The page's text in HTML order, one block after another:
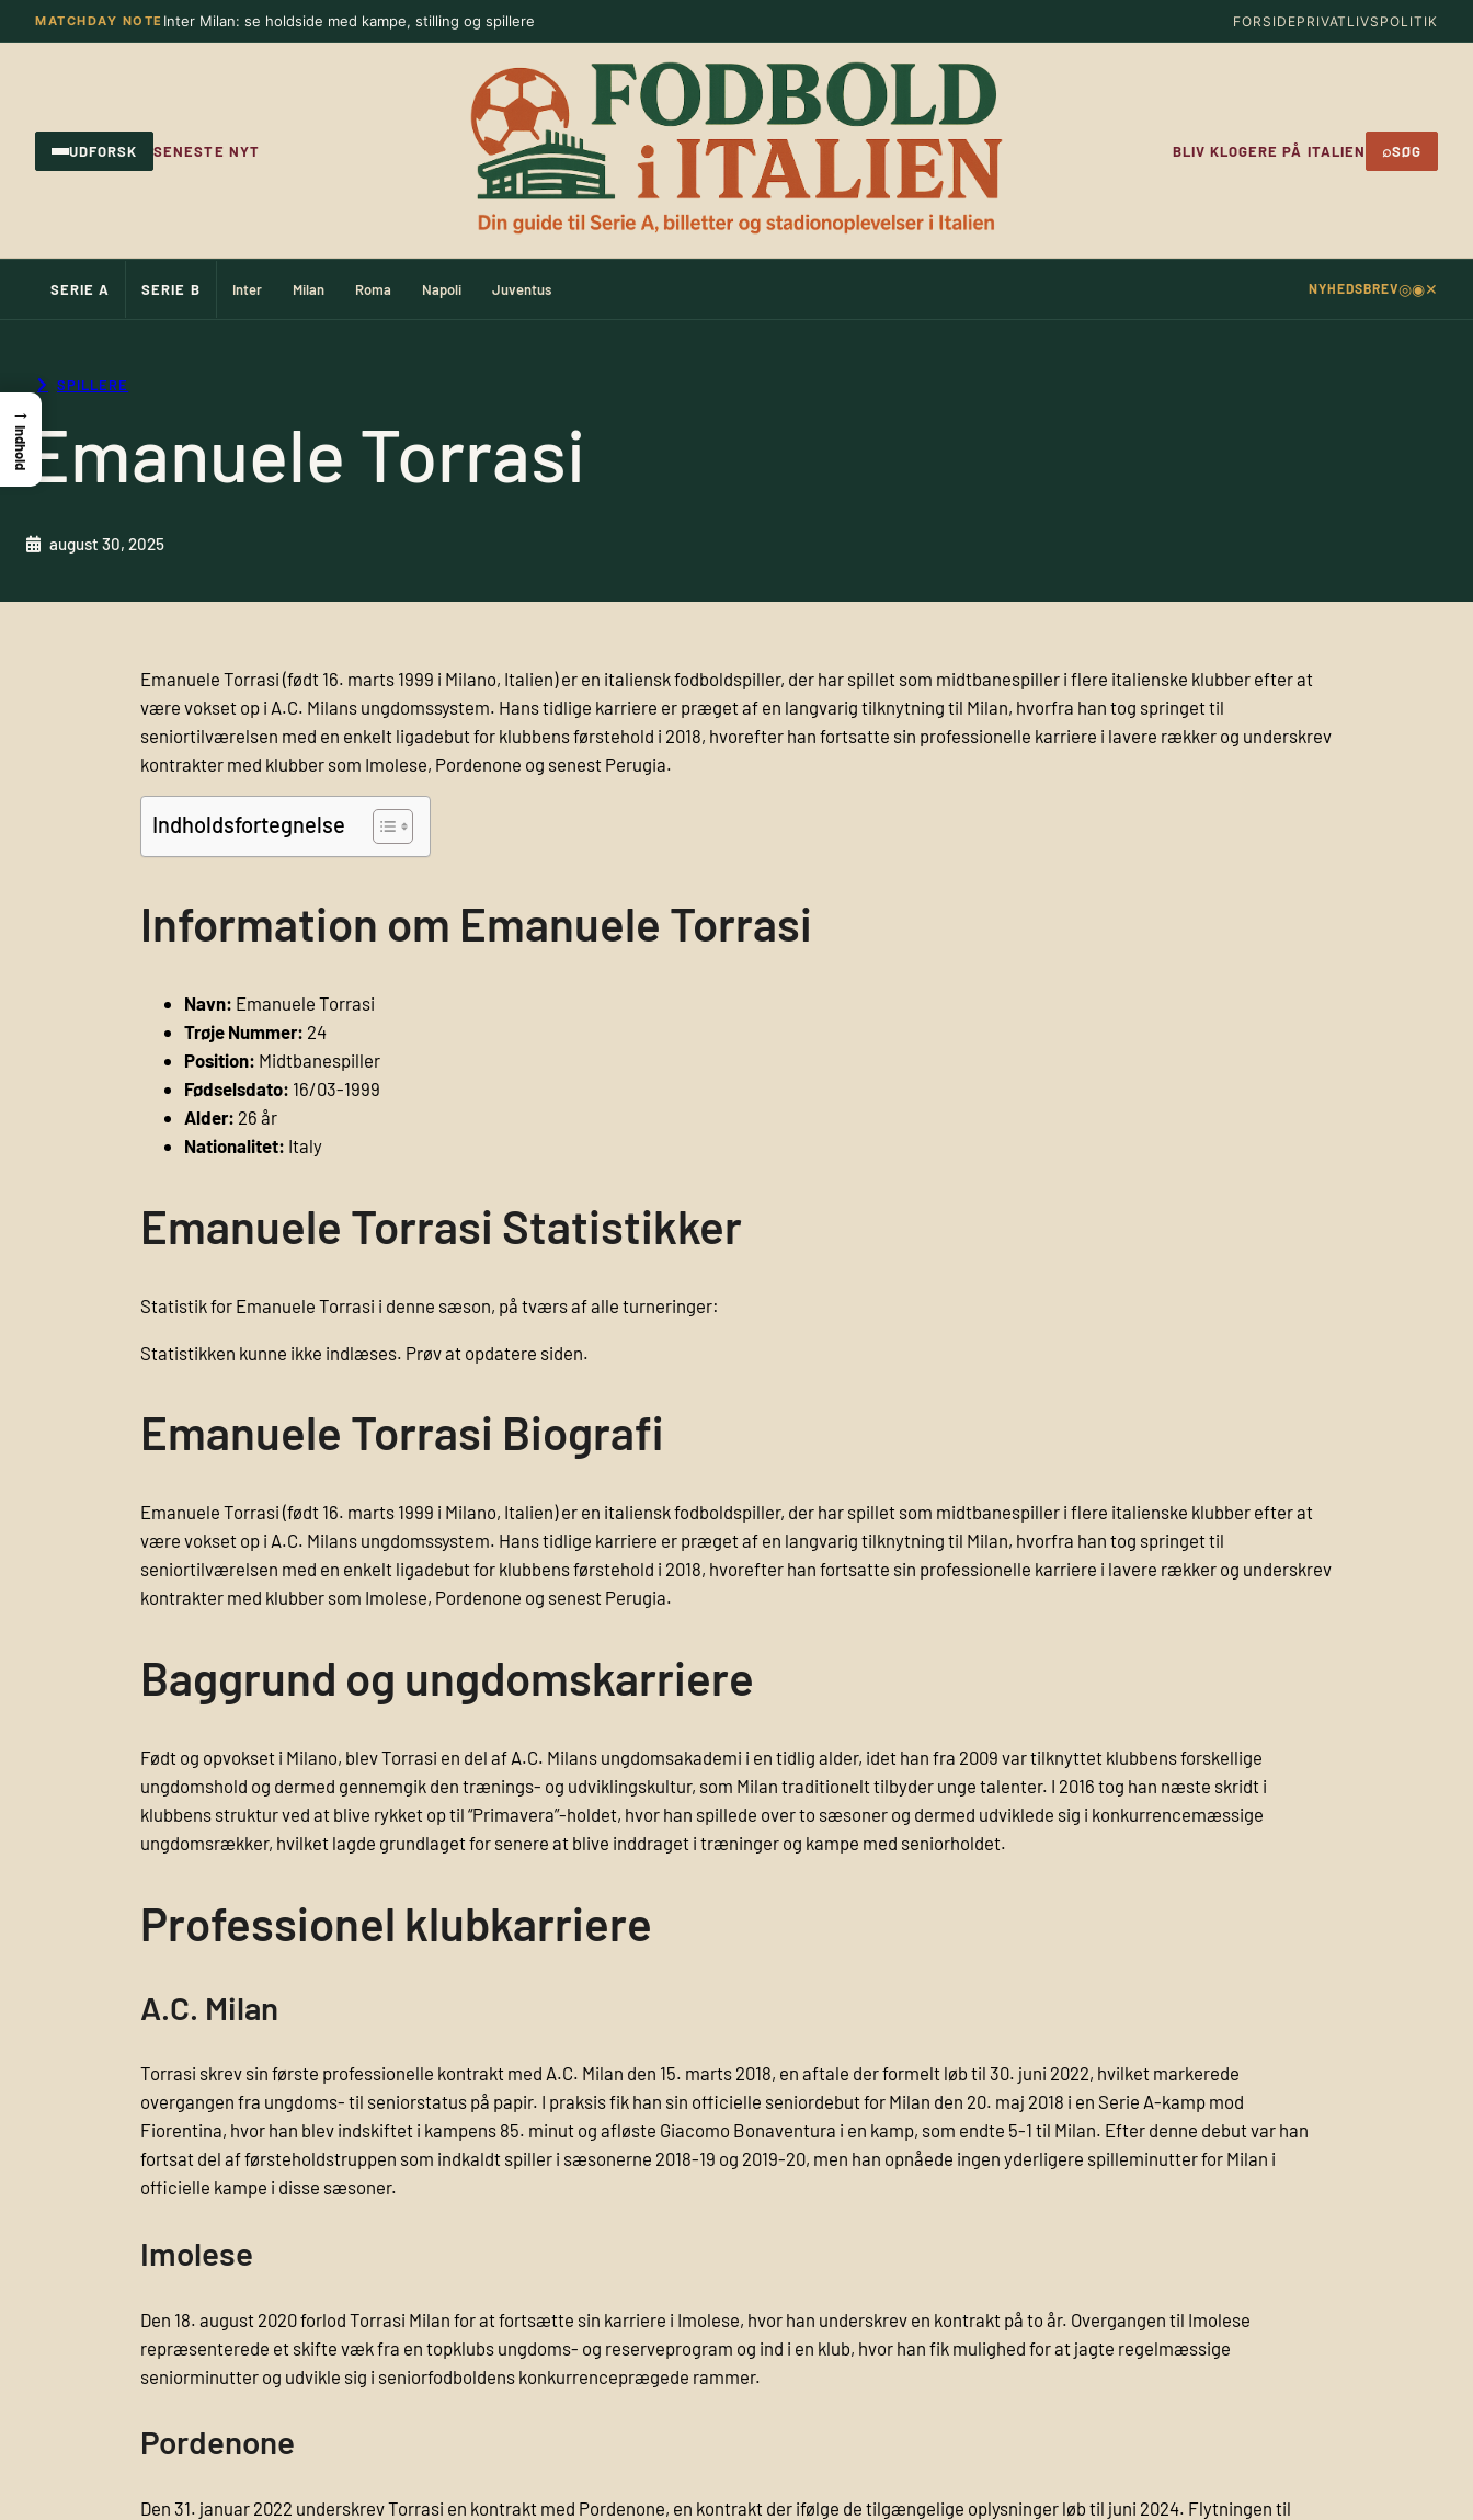
Spring
til
MATCHDAY NOTE Inter Milan: se holdside med kampe, stilling og spillere FORSIDEPRIVATLIVSPOLITIK
UDFORSK SENESTE NYT BLIV KLOGERE PÅ ITALIEN ⌕SØG
SERIE A SERIE B Inter Milan Roma Napoli Juventus NYHEDSBREV◎◉✕
SPILLERE
Emanuele Torrasi
august 30, 2025
Emanuele Torrasi (født 16. marts 1999 i Milano, Italien) er en italiensk fodboldspiller, der har spillet som midtbanespiller i flere italienske klubber efter at
være vokset op i A.C. Milans ungdomssystem. Hans tidlige karriere er præget af en langvarig tilknytning til Milan, hvorfra han tog springet til
seniortilværelsen med en enkelt ligadebut for klubbens førstehold i 2018, hvorefter han fortsatte sin professionelle karriere i lavere rækker og underskrev
kontrakter med klubber som Imolese, Pordenone og senest Perugia.
Indholdsfortegnelse
Information om Emanuele Torrasi
Navn: Emanuele Torrasi
Trøje Nummer: 24
Position: Midtbanespiller
Fødselsdato: 16/03-1999
Alder: 26 år
Nationalitet: Italy
Emanuele Torrasi Statistikker
Statistik for Emanuele Torrasi i denne sæson, på tværs af alle turneringer:
Statistikken kunne ikke indlæses. Prøv at opdatere siden.
Emanuele Torrasi Biografi
Emanuele Torrasi (født 16. marts 1999 i Milano, Italien) er en italiensk fodboldspiller, der har spillet som midtbanespiller i flere italienske klubber efter at
være vokset op i A.C. Milans ungdomssystem. Hans tidlige karriere er præget af en langvarig tilknytning til Milan, hvorfra han tog springet til
seniortilværelsen med en enkelt ligadebut for klubbens førstehold i 2018, hvorefter han fortsatte sin professionelle karriere i lavere rækker og underskrev
kontrakter med klubber som Imolese, Pordenone og senest Perugia.
Baggrund og ungdomskarriere
Født og opvokset i Milano, blev Torrasi en del af A.C. Milans ungdomsakademi i en tidlig alder, idet han fra 2009 var tilknyttet klubbens forskellige
ungdomshold og dermed gennemgik den trænings- og udviklingskultur, som Milan traditionelt tilbyder unge talenter. I 2016 tog han næste skridt i
klubbens struktur ved at blive rykket op til “Primavera”-holdet, hvor han spillede over to sæsoner og dermed udviklede sig i konkurrencemæssige
ungdomsrækker, hvilket lagde grundlaget for senere at blive inddraget i træninger og kampe med seniorholdet.
Professionel klubkarriere
A.C. Milan
Torrasi skrev sin første professionelle kontrakt med A.C. Milan den 15. marts 2018, en aftale der formelt løb til 30. juni 2022, hvilket markerede
overgangen fra ungdoms- til seniorstatus på papir. I praksis fik han sin officielle seniordebut for Milan den 20. maj 2018 i en Serie A-kamp mod
Fiorentina, hvor han blev indskiftet i kampens 85. minut og afløste Giacomo Bonaventura i en kamp, som endte 5-1 til Milan. Efter denne debut var han
fortsat del af førsteholdstruppen som indkaldt spiller i sæsonerne 2018-19 og 2019-20, men han opnåede ingen yderligere spilleminutter for Milan i
officielle kampe i disse sæsoner.
Imolese
Den 18. august 2020 forlod Torrasi Milan for at fortsætte sin karriere i Imolese, hvor han underskrev en kontrakt på to år. Overgangen til Imolese
repræsenterede et skifte væk fra en topklubs ungdoms- og reserveprogram og ind i en klub, hvor han fik mulighed for at jagte regelmæssige
seniorminutter og udvikle sig i seniorfodboldens konkurrenceprægede rammer.
Pordenone
Den 31. januar 2022 underskrev Torrasi en kontrakt med Pordenone, en kontrakt der ifølge de tilgængelige oplysninger løb til juni 2024. Flytningen til
→
Indhold